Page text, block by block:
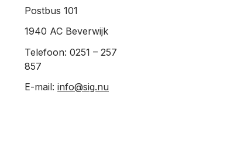
Postbus 101
1940 AC Beverwijk
Telefoon: 0251 – 257
857
E-mail: info@sig.nu